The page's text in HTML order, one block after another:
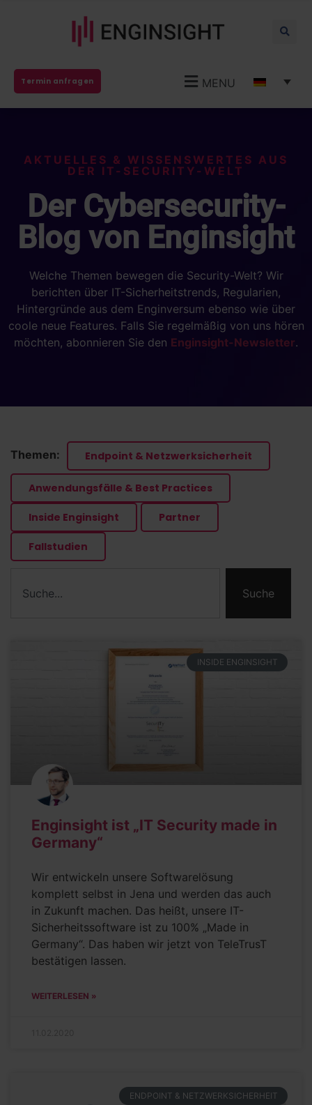
Termin anfragen MENU
AKTUELLES & WISSENSWERTES AUS
DER IT-SECURITY-WELT
Der Cybersecurity-
Blog von Enginsight
Welche Themen bewegen die Security-Welt? Wir
berichten über IT-Sicherheitstrends, Regularien,
Hintergründe aus dem Enginversum ebenso wie über
coole neue Features. Falls Sie regelmäßig von uns hören
möchten, abonnieren Sie den Enginsight-Newsletter.
Themen: Endpoint & Netzwerksicherheit
Anwendungsfälle & Best Practices
Inside Enginsight Partner
Fallstudien
Suche
INSIDE ENGINSIGHT
Enginsight ist „IT Security made in
Germany“
Wir entwickeln unsere Softwarelösung
komplett selbst in Jena und werden das auch
in Zukunft machen. Das heißt, unsere IT-
Sicherheitssoftware ist zu 100% „Made in
Germany“. Das haben wir jetzt von TeleTrusT
bestätigen lassen.
WEITERLESEN »
ENDPOINT & NETZWERKSICHERHEIT